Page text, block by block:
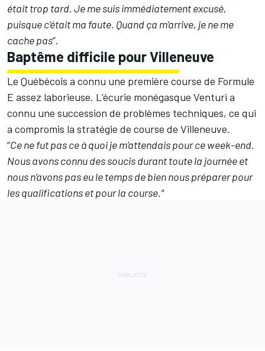
était trop tard. Je me suis immédiatement excusé,
puisque c’était ma faute. Quand ça m’arrive, je ne me
cache pas”.
Baptême difficile pour Villeneuve
Le Québécois a connu une première course de Formule
E assez laborieuse. L’écurie monégasque Venturi a
connu une succession de problèmes techniques, ce qui
a compromis la stratégie de course de Villeneuve.
“Ce ne fut pas ce à quoi je m’attendais pour ce week-end.
Nous avons connu des soucis durant toute la journée et
nous n’avons pas eu le temps de bien nous préparer pour
les qualifications et pour la course."